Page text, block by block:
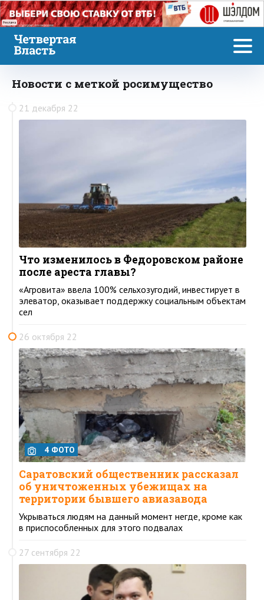
Реклама
Новости с меткой росимущество
21 декабря 22
Что изменилось в Федоровском районе
после ареста главы?
«Агровита» ввела 100% сельхозугодий, инвестирует в
элеватор, оказывает поддержку социальным объектам
сел
26 октября 22
4 ФОТО
Саратовский общественник рассказал
об уничтоженных убежищах на
территории бывшего авиазавода
Укрываться людям на данный момент негде, кроме как
в приспособленных для этого подвалах
27 сентября 22